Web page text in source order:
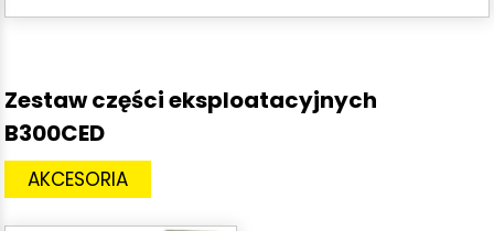
Zestaw części eksploatacyjnych
B300CED
AKCESORIA